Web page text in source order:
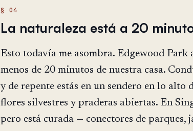
La naturaleza está a 20
Esto todavía me asombra. Edgewood Park
menos de 20 minutos de nuestra casa.
y de repente estás en un sendero en lo alto
flores silvestres y praderas abiertas. En
pero está curada — conectores de parques,